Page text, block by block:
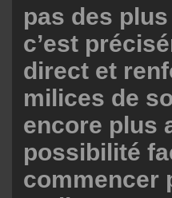
pas des
c’est
direct et
milices de
encore plus
possibilité
commencer